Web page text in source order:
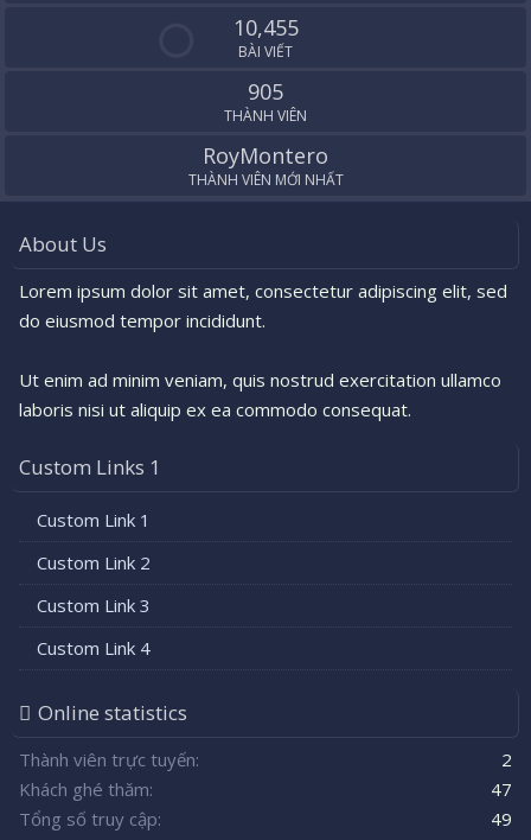
10,455
BÀI VIẾT
905
THÀNH VIÊN
RoyMontero
THÀNH VIÊN MỚI NHẤT
About Us
Lorem ipsum dolor sit amet, consectetur adipiscing elit, sed
do eiusmod tempor incididunt.
Ut enim ad minim veniam, quis nostrud exercitation ullamco
laboris nisi ut aliquip ex ea commodo consequat.
Custom Links 1
Custom Link 1
Custom Link 2
Custom Link 3
Custom Link 4
Online statistics
Thành viên trực tuyến
2
Khách ghé thăm
47
Tổng số truy cập
49